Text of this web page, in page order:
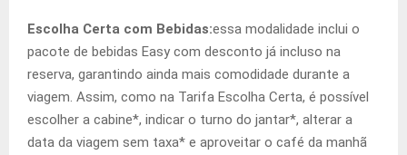
Escolha Certa com Bebidas:essa modalidade inclui o
pacote de bebidas Easy com desconto já incluso na
reserva, garantindo ainda mais comodidade durante a
viagem. Assim, como na Tarifa Escolha Certa, é possível
escolher a cabine*, indicar o turno do jantar*, alterar a
data da viagem sem taxa* e aproveitar o café da manhã